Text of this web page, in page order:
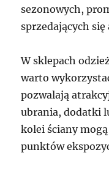
sezonowych,
sprzedających się
W sklepach
warto
pozwalają
ubrania, dodatki
kolei ściany
punktów